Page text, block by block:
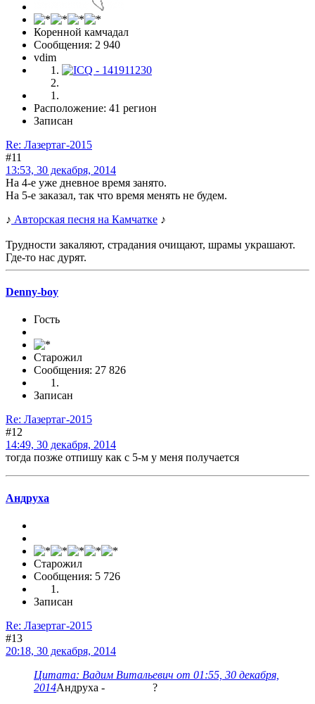
Коренной камчадал
Сообщения: 2 940
vdim
Расположение: 41 регион
Записан
Re: Лазертаг-2015
#11
13:53, 30 декабря, 2014
На 4-е уже дневное время занято.
На 5-е заказал, так что время менять не будем.
♪ Авторская песня на Камчатке ♪
Трудности закаляют, страдания очищают, шрамы украшают.
Где-то нас дурят.
Denny-boy
Гость
Старожил
Сообщения: 27 826
Записан
Re: Лазертаг-2015
#12
14:49, 30 декабря, 2014
тогда позже отпишу как с 5-м у меня получается
Андруха
Старожил
Сообщения: 5 726
Записан
Re: Лазертаг-2015
#13
20:18, 30 декабря, 2014
Цитата: Вадим Витальевич от 01:55, 30 декабря,
2014Андруха - ?